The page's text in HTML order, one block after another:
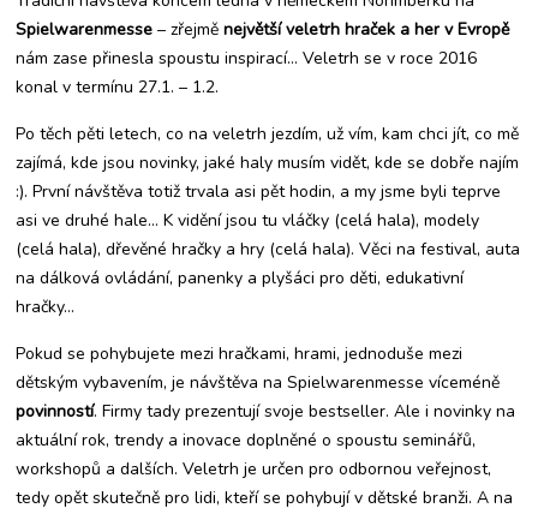
hrách
Spielwarenmesse – zřejměnejvětší veletrh hraček a her v Evropě
nám zase přinesla spoustu inspirací… Veletrh se v roce 2016
konal v termínu 27.1. – 1.2.
Po těch pěti letech, co na veletrh jezdím, už vím, kam chci jít, co mě
zajímá, kde jsou novinky, jaké haly musím vidět, kde se dobře najím
:). První návštěva totiž trvala asi pět hodin, a my jsme byli teprve
asi ve druhé hale… K vidění jsou tu vláčky (celá hala), modely
(celá hala), dřevěné hračky a hry (celá hala). Věci na festival, auta
na dálková ovládání, panenky a plyšáci pro děti, edukativní
hračky…
Pokud se pohybujete mezi hračkami, hrami, jednoduše mezi
dětským vybavením, je návštěva na Spielwarenmesse víceméně
povinností. Firmy tady prezentují svoje bestseller. Ale i novinky na
aktuální rok, trendy a inovace doplněné o spoustu seminářů,
workshopů a dalších. Veletrh je určen pro odbornou veřejnost,
tedy opět skutečně pro lidi, kteří se pohybují v dětské branži. A na